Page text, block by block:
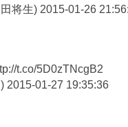
将生) 2015-01-26
t.co/5D0zTNcgB2
2015-01-27 19:35:36